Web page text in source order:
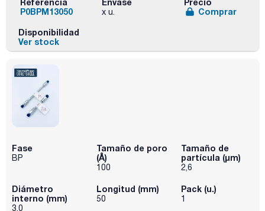
P0BPM13050
x u.
Comprar
Disponibilidad
Ver stock
Fase
BP
Tamaño de poro
(Å)
100
Tamaño de
partícula (μm)
2,6
Diámetro
interno (mm)
3,0
Longitud (mm)
50
Pack (u.)
1